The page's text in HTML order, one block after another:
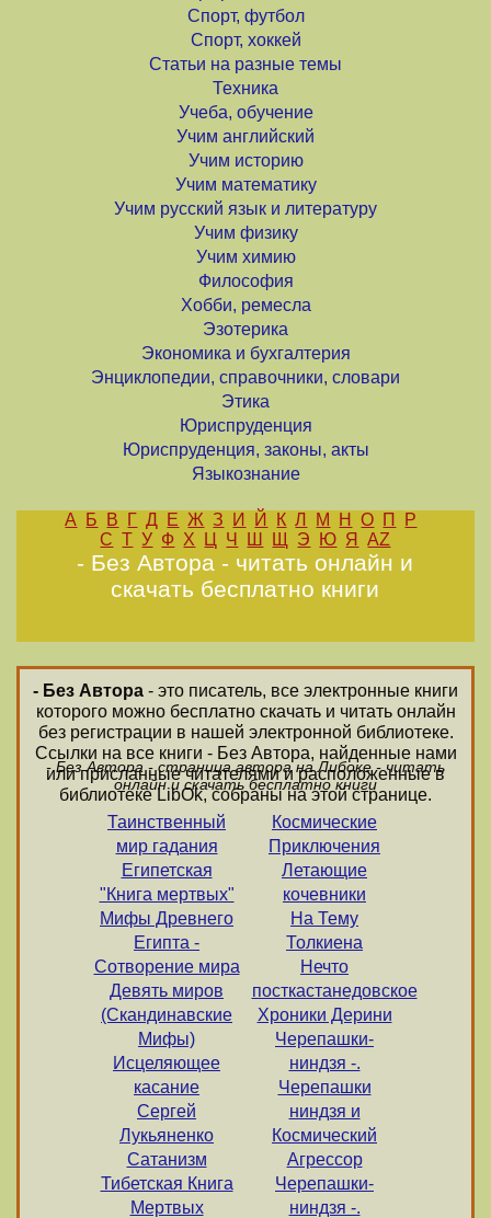
Спорт, футбол
Спорт, хоккей
Статьи на разные темы
Техника
Учеба, обучение
Учим английский
Учим историю
Учим математику
Учим русский язык и литературу
Учим физику
Учим химию
Философия
Хобби, ремесла
Эзотерика
Экономика и бухгалтерия
Энциклопедии, справочники, словари
Этика
Юриспруденция
Юриспруденция, законы, акты
Языкознание
А Б В Г Д Е Ж З И Й К Л М Н О П
Р
С Т У Ф Х Ц Ч Ш Щ Э Ю Я AZ
- Без Автора - читать онлайн и
скачать бесплатно книги
- Без Автора - это писатель, все электронные книги
которого можно бесплатно скачать и читать онлайн
без регистрации в нашей электронной библиотеке.
Ссылки на все книги - Без Автора, найденные нами
или присланные читателями и расположенные в
библиотеке LibOk, собраны на этой странице.
- Без Автора - страница автора на Либоке - читать
онлайн и скачать бесплатно книги
Таинственный
мир гадания
Египетская
"Книга мертвых"
Мифы Древнего
Египта -
Сотворение мира
Девять миров
(Скандинавские
Мифы)
Исцеляющее
касание
Сергей
Лукьяненко
Сатанизм
Тибетская Книга
Мертвых
Космические
Приключения
Летающие
кочевники
На Тему
Толкиена
Нечто
посткастанедовское
Хроники Дерини
Черепашки-
ниндзя -.
Черепашки
ниндзя и
Космический
Агрессор
Черепашки-
ниндзя -.